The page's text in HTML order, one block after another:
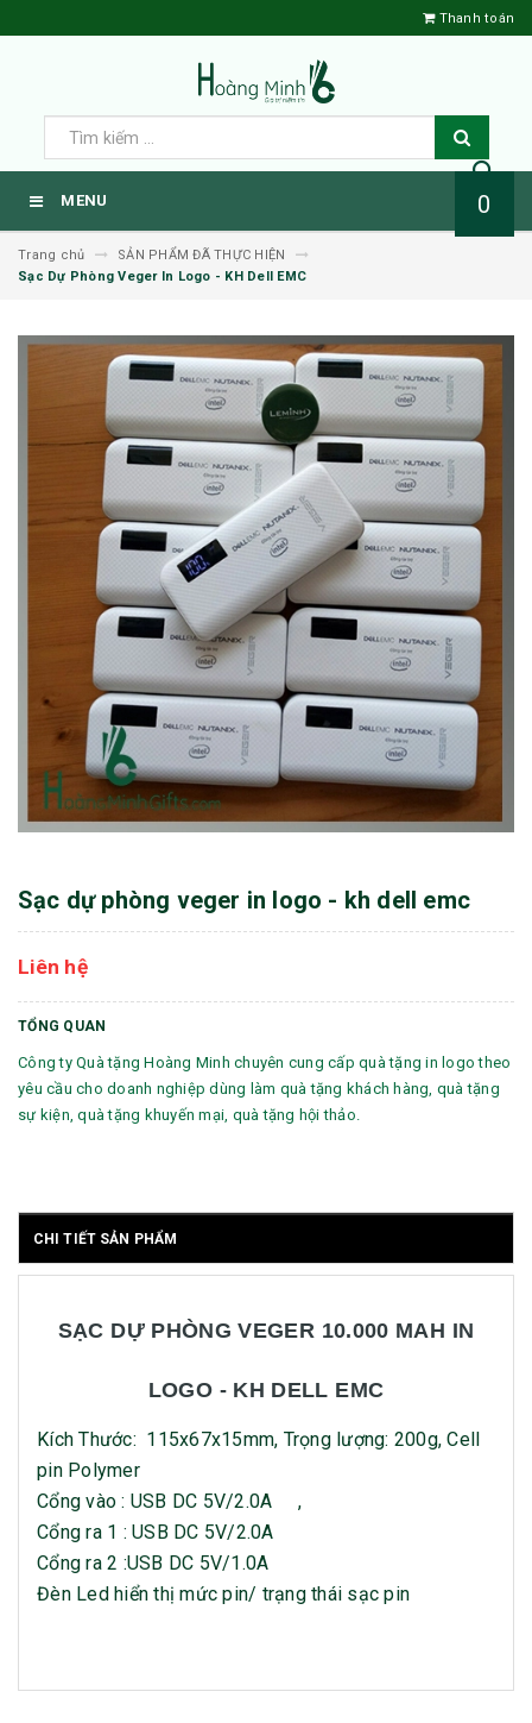
Thanh toán
MENU 0
Trang chủ
SẢN PHẨM ĐÃ THỰC HIỆN
Sạc Dự Phòng Veger In Logo - KH Dell EMC
Sạc dự phòng veger in logo - kh dell emc
Liên hệ
TỔNG QUAN
Công ty Quà tặng Hoàng Minh chuyên cung cấp quà tặng in logo theo
yêu cầu cho doanh nghiệp dùng làm quà tặng khách hàng, quà tặng
sự kiện, quà tặng khuyến mại, quà tặng hội thảo.
CHI TIẾT SẢN PHẨM
SẠC DỰ PHÒNG VEGER 10.000 MAH IN
LOGO - KH DELL EMC
Kích Thước: 115x67x15mm, Trọng lượng: 200g, Cell
pin Polymer
Cổng vào : USB DC 5V/2.0A ,
Cổng ra 1 : USB DC 5V/2.0A
Cổng ra 2 :USB DC 5V/1.0A
Đèn Led hiển thị mức pin/ trạng thái sạc pin